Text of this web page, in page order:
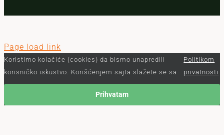
Page load link
Koristimo kolačiće (cookies) da bismo unapredili
korisničko iskustvo. Korišćenjem sajta slažete se sa
Politikom
privatnosti
Prihvatam